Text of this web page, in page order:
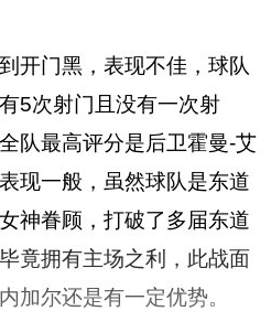
开门黑，表现不佳，球队
5次射门且没有一次射
队最高评分是后卫霍曼-艾
现一般，虽然球队是东道
神眷顾，打破了多届东道
竟拥有主场之利，此战面
加尔还是有一定优势。